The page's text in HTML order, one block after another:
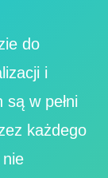
do
i
w pełni
każdego